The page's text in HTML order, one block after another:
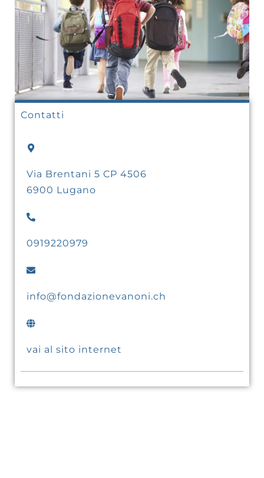
Contatti
Via Brentani 5 CP 4506
6900 Lugano
0919220979
info@fondazionevanoni.ch
vai al sito internet